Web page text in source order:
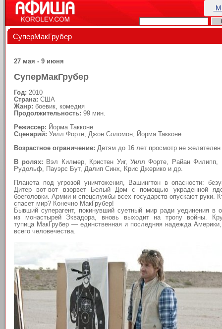
СуперМакГрубер
27 мая - 9 июня
СуперМакГрубер
Год:2010
Страна:США
Жанр:боевик, комедия
Продолжительность:99 мин.
Режиссер: Йорма Такконе
Сценарий: Уилл Форте, Джон Соломон, Йорма Такконе
Возрастное ограничение:Детям до 16 лет просмотр не желателен
В ролях:
Вэл Килмер, Кристен Уиг, Уилл Форте, Райан Филипп,
Рудольф, Пауэрс Бут, Далип Синх, Крис Джерико и др.
Планета под угрозой уничтожения, Вашингтон в опасности:
Дитер вот-вот взорвет Белый Дом с помощью украденной
боеголовки. Армии и спецслужбы всех государств опускают руки.
спасет мир? Конечно МакГрубер!
Бывший суперагент, покинувший суетный мир ради уединения в
из монастырей Эквадора, вновь выходит на тропу войны.
тупица МакГрубер — единственная и последняя надежда
всего человечества.